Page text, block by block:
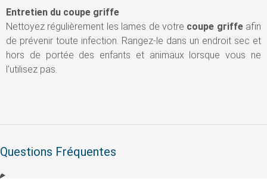
Entretien du coupe griffe
Nettoyez régulièrement les lames de votre coupe griffeafin
de prévenir toute infection. Rangez-le dans un endroit sec et
hors de portée des enfants et animaux lorsque vous ne
l'utilisez pas.
Questions Fréquentes